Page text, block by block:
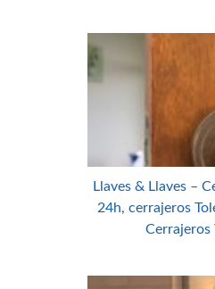
Llaves & Llaves –
24h, cerrajeros
Cerrajeros